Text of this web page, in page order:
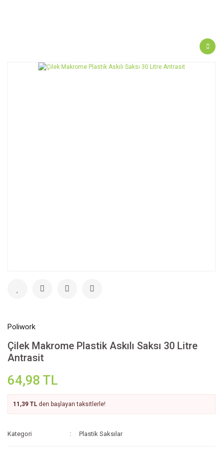
Poliwork
Çilek Makrome Plastik Askılı Saksı 30 Litre
Antrasit
64,98 TL
11,39 TL den başlayan taksitlerle!
Kategori Plastik Saksılar